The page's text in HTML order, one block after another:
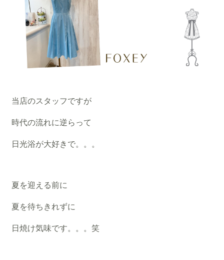
当店のスタッフですが
時代の流れに逆らって
日光浴が大好きで。。。
夏を迎える前に
夏を待ちきれずに
日焼け気味です。。。笑